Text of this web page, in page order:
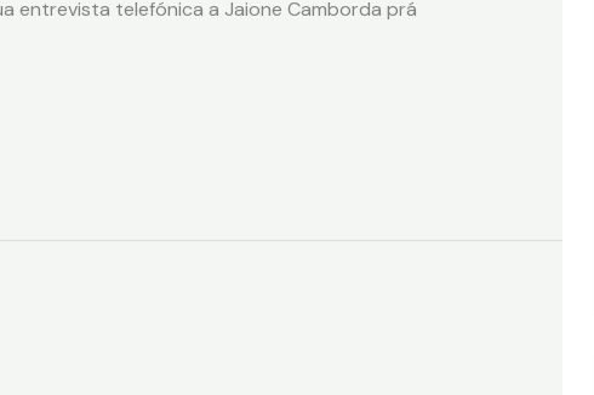
entrevista telefónica a Jaione Camborda prá